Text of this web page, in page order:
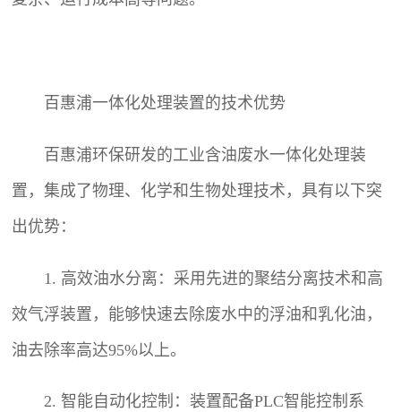
百惠浦一体化处理装置的技术优势
百惠浦环保研发的工业含油废水一体化处理装
置，集成了物理、化学和生物处理技术，具有以下突
出优势：
1. 高效油水分离：采用先进的聚结分离技术和高
效气浮装置，能够快速去除废水中的浮油和乳化油，
油去除率高达95%以上。
2. 智能自动化控制：装置配备PLC智能控制系